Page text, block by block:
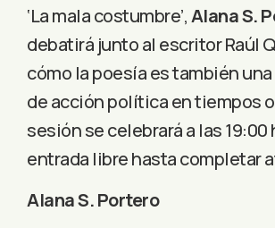
‘La mala costumbre’,Alana S.
debatirá junto al escritor Raúl
cómo la poesía es también
de acción política en tiempos
sesión se celebrará a las 19:00
entrada libre hasta completar
Alana S. Portero